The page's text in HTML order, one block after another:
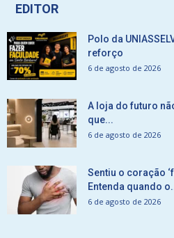
EDITOR
Polo da
reforço
6 de agosto de 2026
A loja do futuro
que...
6 de agosto de 2026
Sentiu o coração
Entenda quando
6 de agosto de 2026